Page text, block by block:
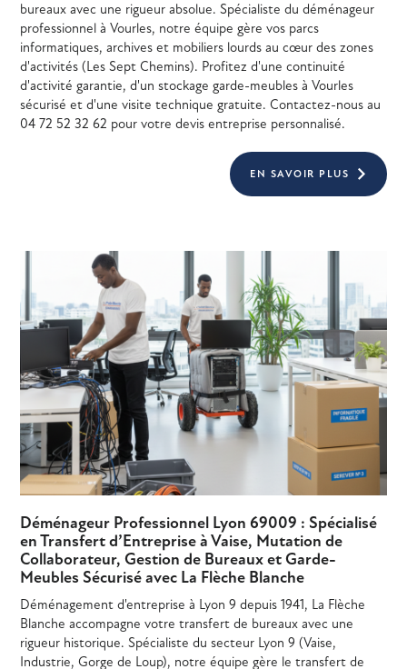
bureaux avec une rigueur absolue. Spécialiste du déménageur
professionnel à Vourles, notre équipe gère vos parcs
informatiques, archives et mobiliers lourds au cœur des zones
d'activités (Les Sept Chemins). Profitez d'une continuité
d'activité garantie, d'un stockage garde-meubles à Vourles
sécurisé et d'une visite technique gratuite. Contactez-nous au
04 72 52 32 62 pour votre devis entreprise personnalisé.
EN SAVOIR PLUS
Déménageur Professionnel Lyon 69009 : Spécialisé
en Transfert d’Entreprise à Vaise, Mutation de
Collaborateur, Gestion de Bureaux et Garde-
Meubles Sécurisé avec La Flèche Blanche
Déménagement d'entreprise à Lyon 9 depuis 1941, La Flèche
Blanche accompagne votre transfert de bureaux avec une
rigueur historique. Spécialiste du secteur Lyon 9 (Vaise,
Industrie, Gorge de Loup), notre équipe gère le transfert de